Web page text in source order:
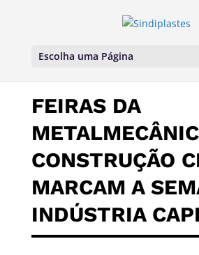
Escolha uma Página
FEIRAS DA
CONSTRUÇÃO
MARCAM A
INDÚSTRIA